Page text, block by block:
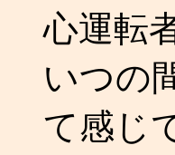
心運転
いつの
て感じ